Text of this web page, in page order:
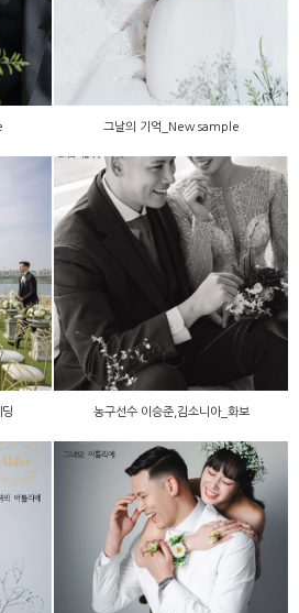
그날의 기억_New sample
아_
농구선수 이승준,김소니아_
농구선수 이승준,김소니아_화보
_
농구선수 이승준,김소니아_
화보